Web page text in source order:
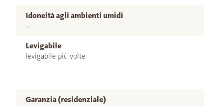
Idoneità agli ambienti umidi
–
Levigabile
levigabile più volte
Garanzia (residenziale)